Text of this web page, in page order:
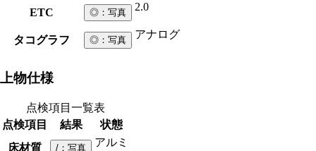
ETC ◎ ：写真 2.0
タコグラフ ◎ ：写真 アナログ
上物仕様
点検項目一覧表
点検項目
結果
状態
床材質
/ ：写真 アルミ